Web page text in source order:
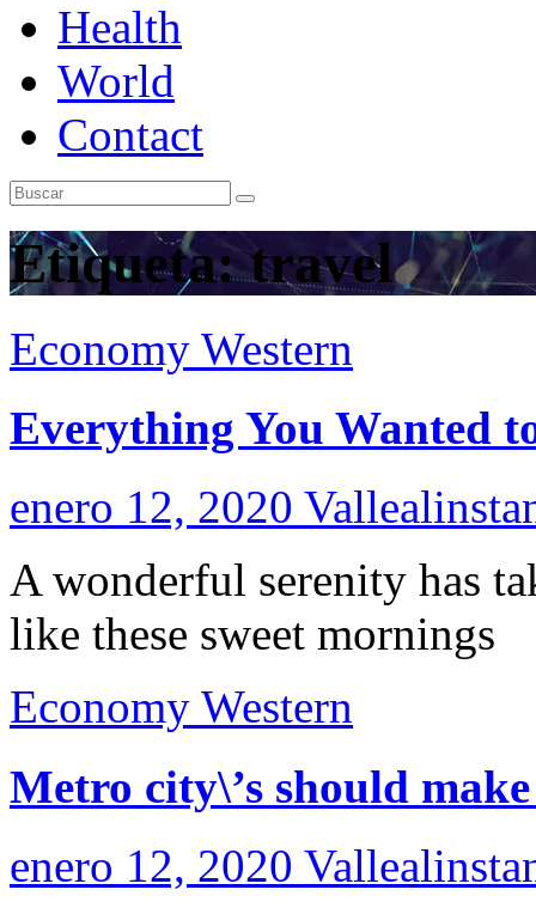
Health
World
Contact
Etiqueta:travel
Economy Western
Everything You Wanted
enero 12, 2020
A wonderful serenity has
like these sweet mornings
Economy Western
Metro city\’s should
enero 12, 2020